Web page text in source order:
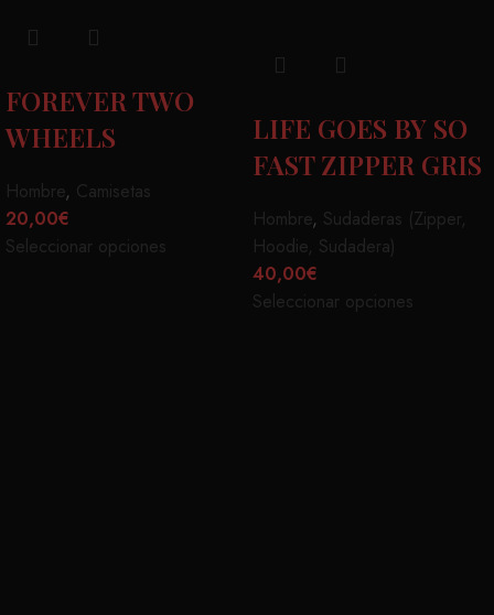
FOREVER TWO
WHEELS
Hombre, Camisetas
20,00€
Seleccionar opciones
LIFE GOES BY SO
FAST ZIPPER GRIS
Hombre, Sudaderas (Zipper,
Hoodie, Sudadera)
40,00€
Seleccionar opciones